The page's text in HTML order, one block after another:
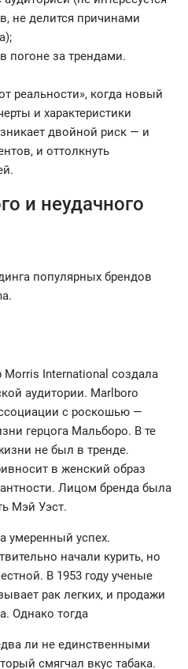
не делится причинами
погоне за трендами.
реальности», когда новый
и характеристики
двойной риск — и
и оттолкнуть
и неудачного
популярных брендов
Morris International создала
аудитории. Marlboro
с роскошью —
герцога Мальборо. В те
не был в тренде.
в женский образ
Лицом бренда была
Мэй Уэст.
умеренный успех.
начали курить, но
В 1953 году ученые
рак легких, и продажи
Однако тогда
ли не единственными
смягчал вкус табака.